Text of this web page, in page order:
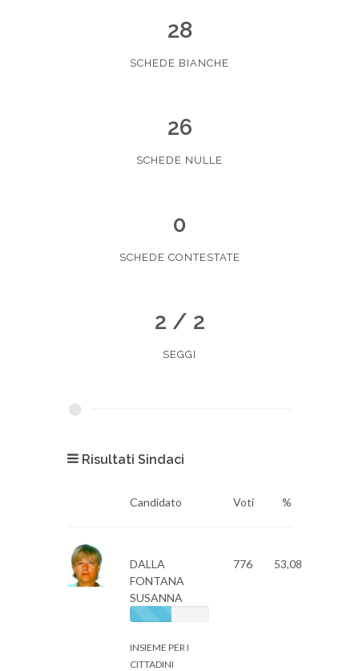
28
SCHEDE BIANCHE
26
SCHEDE NULLE
0
SCHEDE CONTESTATE
2 / 2
SEGGI
Risultati Sindaci
Candidato Voti %
DALLA
FONTANA
SUSANNA
INSIEME PER I
CITTADINI
776 53,08